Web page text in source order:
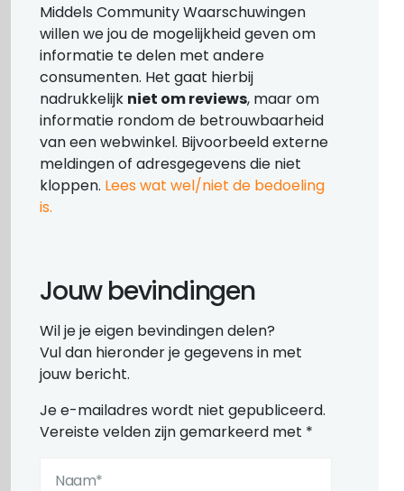
Middels Community Waarschuwingen
willen we jou de mogelijkheid geven om
informatie te delen met andere
consumenten. Het gaat hierbij
nadrukkelijk niet om reviews, maar om
informatie rondom de betrouwbaarheid
van een webwinkel. Bijvoorbeeld externe
meldingen of adresgegevens die niet
kloppen. Lees wat wel/niet de bedoeling
is.
Jouw bevindingen
Wil je je eigen bevindingen delen?
Vul dan hieronder je gegevens in met
jouw bericht.
Je e-mailadres wordt niet gepubliceerd.
Vereiste velden zijn gemarkeerd met *